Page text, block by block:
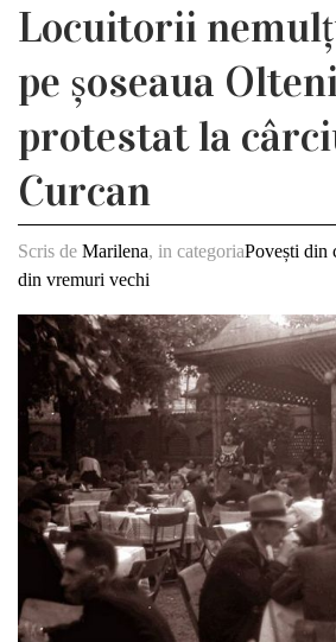
Locuitorii
pe șoseaua
protestat la
Curcan
Scris de Marilena, in categoriaPovești din
din vremuri vechi